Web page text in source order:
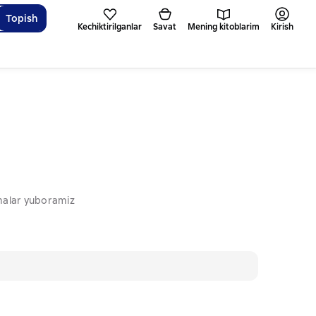
Topish
Kechiktirilganlar Savat Mening kitoblarim Kirish
yuboramiz